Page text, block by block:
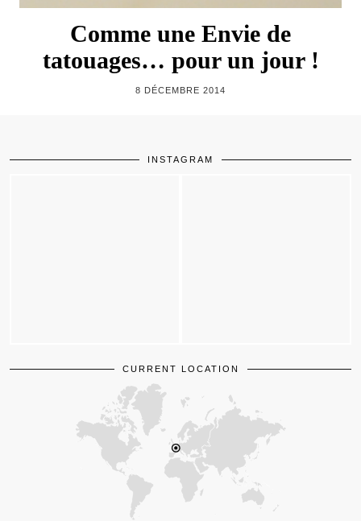
Comme une Envie de
tatouages… pour un jour !
8 DÉCEMBRE 2014
INSTAGRAM
CURRENT LOCATION